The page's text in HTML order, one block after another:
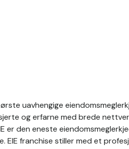
uavhengige
og erfarne med brede
er den eneste
EIE franchise stiller med et